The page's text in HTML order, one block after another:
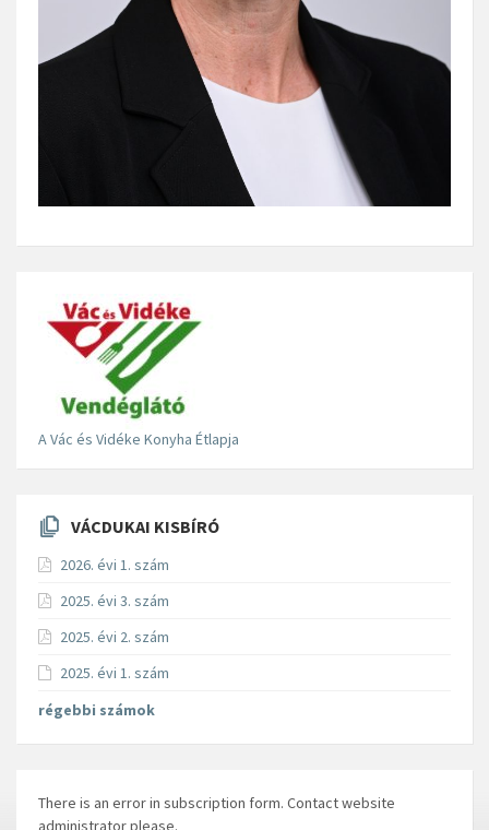
A Vác és Vidéke Konyha Étlapja
VÁCDUKAI KISBÍRÓ
2026. évi 1. szám
2025. évi 3. szám
2025. évi 2. szám
2025. évi 1. szám
régebbi számok
There is an error in subscription form. Contact website
administrator please.